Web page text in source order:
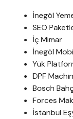
İnegöl
SEO
İç Mimar
İnegöl
Yük
DPF
Bosch
Forces
İstanbul